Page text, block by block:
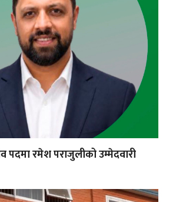
पदमा रमेश पराजुलीको उम्मेदवारी